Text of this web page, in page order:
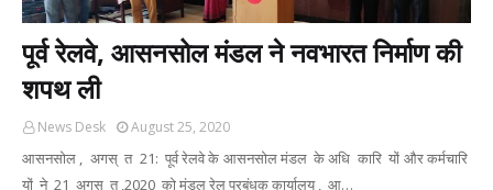
पूर्व रेलवे, आसनसोल मंडल ने नवभारत नि‍र्माण की
शपथ ली
News Desk August 25, 2020
आसनसोल , अगस् ‍ त 21: पूर्व रेलवे के आसनसोल मंडल के अधि ‍ कारि ‍ यों और कर्मचारि ‍
यों ने 21 अगस् ‍ त ,2020 को मंडल रेल प्रबंधक कार्यालय , आ…